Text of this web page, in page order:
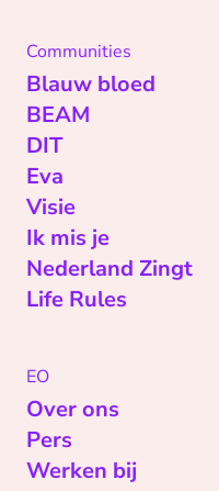
Communities
Blauw bloed
BEAM
DIT
Eva
Visie
Ik mis je
Nederland Zingt
Life Rules
EO
Over ons
Pers
Werken bij